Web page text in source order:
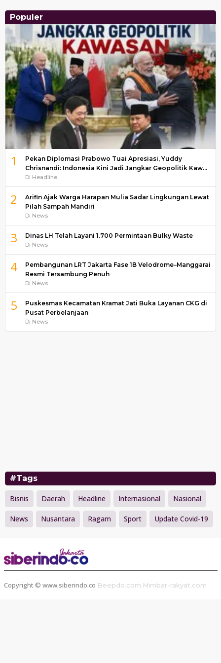
Populer
1
Pekan Diplomasi Prabowo Tuai Apresiasi, Yuddy
Chrisnandi: Indonesia Kini Jadi Jangkar Geopolitik Kaw…
Di Headline
2
Arifin Ajak Warga Harapan Mulia Sadar Lingkungan Lewat
Pilah Sampah Mandiri
Di News
3 Dinas LH Telah Layani 1.700 Permintaan Bulky Waste
Di News
4
Pembangunan LRT Jakarta Fase 1B Velodrome–Manggarai
Resmi Tersambung Penuh
Di News
5
Puskesmas Kecamatan Kramat Jati Buka Layanan CKG di
Pusat Perbelanjaan
Di News
#Tags
Bisnis Daerah Headline Internasional Nasional
News Nusantara Ragam Sport Update Covid-19
Copyright © www.siberindo.co Beepdo.com Mimbar-rakyat.com